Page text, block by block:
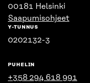
00181 Helsinki
Saapumisohjeet
Y-TUNNUS
0202132-3
PUHELIN
+358 294 618 991